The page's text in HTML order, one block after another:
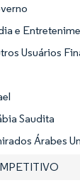
e
Usuários
Saudita
Árabes